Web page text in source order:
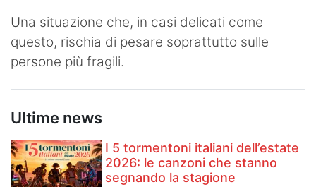
Una situazione che, in casi delicati come
questo, rischia di pesare soprattutto sulle
persone più fragili.
Ultime news
I 5 tormentoni italiani dell’estate
2026: le canzoni che stanno
segnando la stagione